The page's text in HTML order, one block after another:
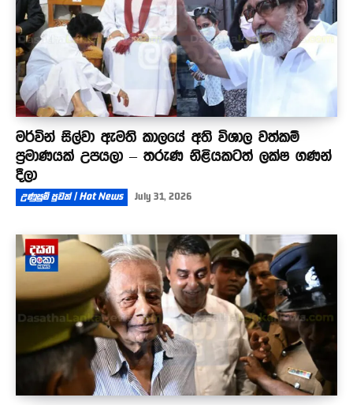
මර්වින් සිල්වා ඇමති කාලයේ අති විශාල වත්කම්
ප්‍රමාණයක් උපයලා – තරුණ නිළියකටත් ලක්ෂ ගණන්
දීලා
උණුසුම් පුවත් | Hot News July 31, 2026